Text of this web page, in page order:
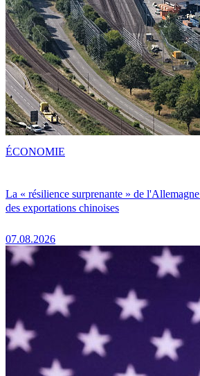
La « résilience surprenante » de
des exportations chinoises
07.08.2026
ÉCONOMIE